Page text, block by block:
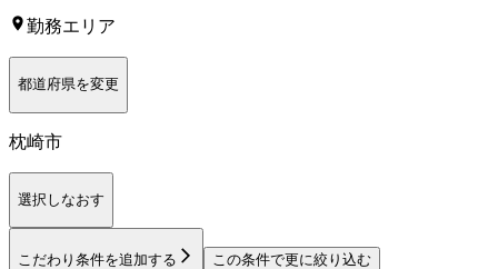
勤務エリア
都道府県を変更
枕崎市
選択しなおす
こだわり条件を追加する この条件で更に絞り込む